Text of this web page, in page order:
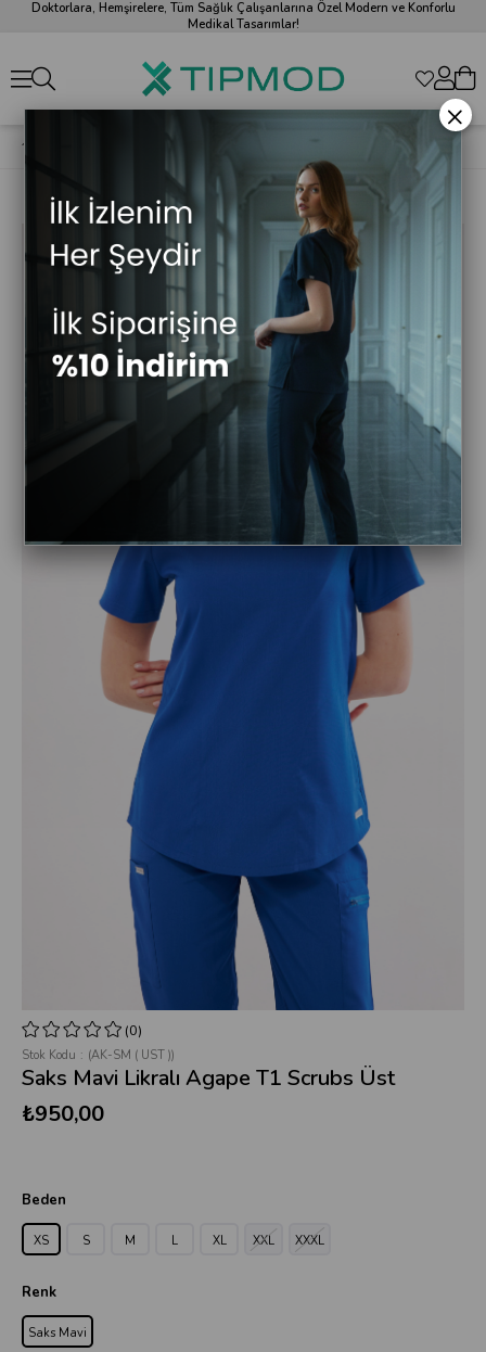
Doktorlara, Hemşirelere, Tüm Sağlık Çalışanlarına Özel Modern ve Konforlu
Medikal Tasarımlar!
(0)
Stok Kodu (AK-SM ( UST ))
Saks Mavi Likralı Agape T1 Scrubs Üst
₺950,00
Beden
XS S M L XL XXL XXXL
Renk
Saks Mavi
×